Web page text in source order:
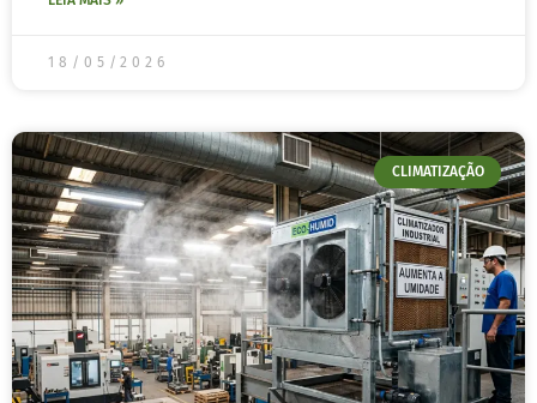
18/05/2026
CLIMATIZAÇÃO